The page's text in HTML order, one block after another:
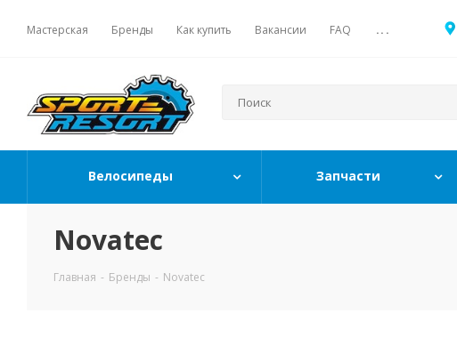
Мастерская Бренды Как купить Вакансии FAQ ...
Велосипеды Запчасти
Novatec
Главная - Бренды - Novatec